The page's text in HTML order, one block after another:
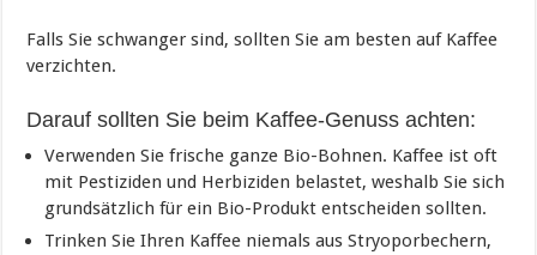
Falls Sie schwanger sind, sollten Sie am besten auf Kaffee
verzichten.
Darauf sollten Sie beim Kaffee-Genuss achten:
Verwenden Sie frische ganze Bio-Bohnen. Kaffee ist oft
mit Pestiziden und Herbiziden belastet, weshalb Sie sich
grundsätzlich für ein Bio-Produkt entscheiden sollten.
Trinken Sie Ihren Kaffee niemals aus Stryoporbechern,